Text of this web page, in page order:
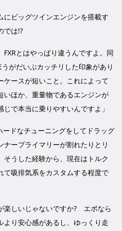
にビッグツインエンジンを搭載す
では!?
FXRとはやっぱり違うんですよ。同
がだいぶカッチリした印象があり
ケースが短いこと。これによって
いほか、重量物であるエンジンが
で本当に乗りやすいんですよ」
ドなチューニングをしてドラッグ
ープライマリーが割れたりとリ
うした経験から、現在はトルク
て吸排気系をカスタムする程度で
楽しいじゃないですか? エボなら
り安心感があるし、ゆっくり走